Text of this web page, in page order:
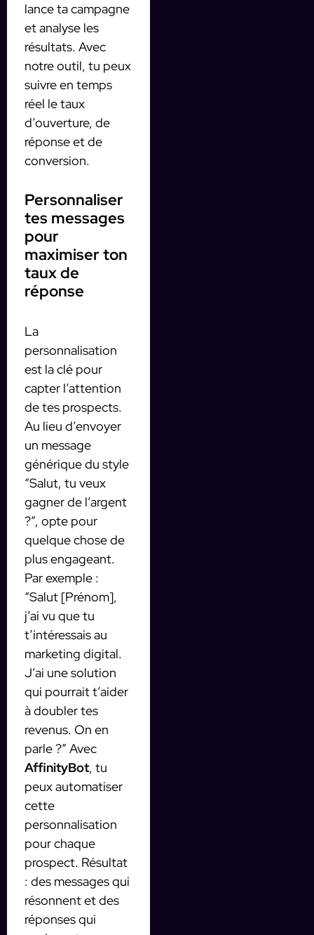
lance ta campagne
et analyse les
résultats. Avec
notre outil, tu peux
suivre en temps
réel le taux
d’ouverture, de
réponse et de
conversion.
Personnaliser
tes messages
pour
maximiser ton
taux de
réponse
La
personnalisation
est la clé pour
capter l’attention
de tes prospects.
Au lieu d’envoyer
un message
générique du style
“Salut, tu veux
gagner de l’argent
?”, opte pour
quelque chose de
plus engageant.
Par exemple :
“Salut [Prénom],
j’ai vu que tu
t’intéressais au
marketing digital.
J’ai une solution
qui pourrait t’aider
à doubler tes
revenus. On en
parle ?” Avec
AffinityBot, tu
peux automatiser
cette
personnalisation
pour chaque
prospect. Résultat
: des messages qui
résonnent et des
réponses qui